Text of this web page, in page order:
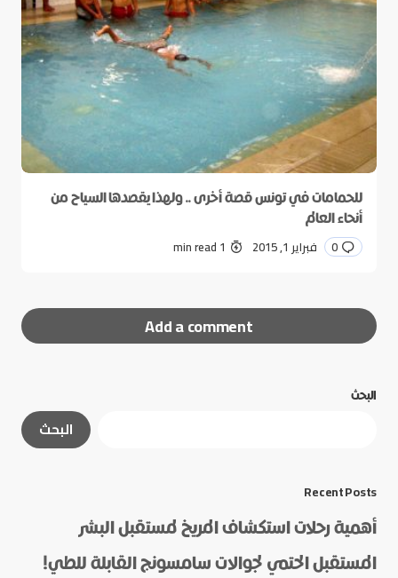
للحمامات في تونس قصة أخرى .. ولهذا يقصدها السياح من
أنحاء العالم
0 فبراير 1, 2015 1 min read
Add a comment
الحقول الإلزامية
البحث
البحث
Recent Posts
أهمية رحلات استكشاف المريخ لمستقبل البشر
المستقبل الحتمي لجوالات سامسونج القابلة للطي!